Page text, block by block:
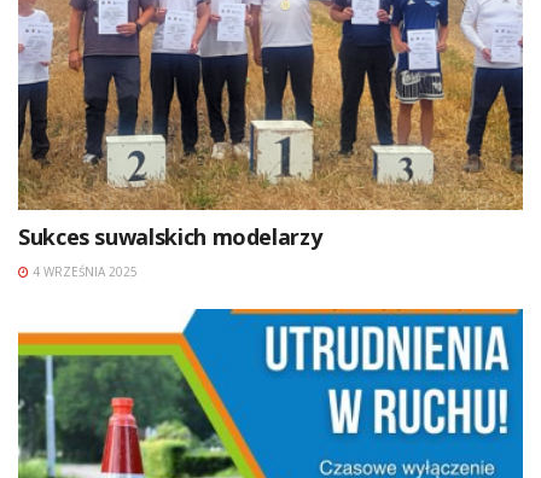
Sukces suwalskich modelarzy
4 WRZEŚNIA 2025